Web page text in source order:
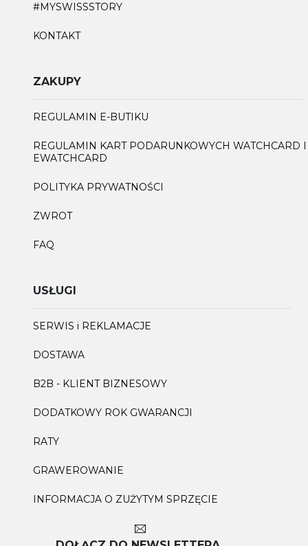
#MYSWISSSTORY
KONTAKT
ZAKUPY
REGULAMIN E-BUTIKU
REGULAMIN KART PODARUNKOWYCH WATCHCARD I
EWATCHCARD
POLITYKA PRYWATNOŚCI
ZWROT
FAQ
USŁUGI
SERWIS i REKLAMACJE
DOSTAWA
B2B - KLIENT BIZNESOWY
DODATKOWY ROK GWARANCJI
RATY
GRAWEROWANIE
INFORMACJA O ZUŻYTYM SPRZĘCIE